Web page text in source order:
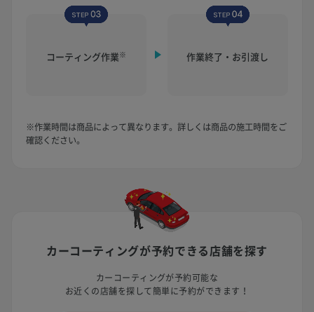
コーティング作業※ 作業終了・お引渡し
※作業時間は商品によって異なります。詳しくは商品の施工時間をご
確認ください。
カーコーティングが予約できる店舗を探す
カーコーティングが予約可能な
お近くの店舗を探して簡単に予約ができます！